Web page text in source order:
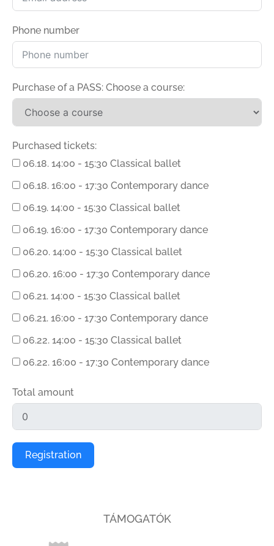
Phone number
Purchase of a PASS: Choose a course:
Purchased tickets:
06.18. 14:00 - 15:30 Classical ballet
06.18. 16:00 - 17:30 Contemporary dance
06.19. 14:00 - 15:30 Classical ballet
06.19. 16:00 - 17:30 Contemporary dance
06.20. 14:00 - 15:30 Classical ballet
06.20. 16:00 - 17:30 Contemporary dance
06.21. 14:00 - 15:30 Classical ballet
06.21. 16:00 - 17:30 Contemporary dance
06.22. 14:00 - 15:30 Classical ballet
06.22. 16:00 - 17:30 Contemporary dance
Total amount
Registration
TÁMOGATÓK